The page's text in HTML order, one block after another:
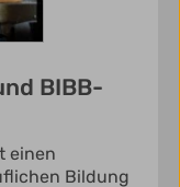
BIBB-
einen
Bildung